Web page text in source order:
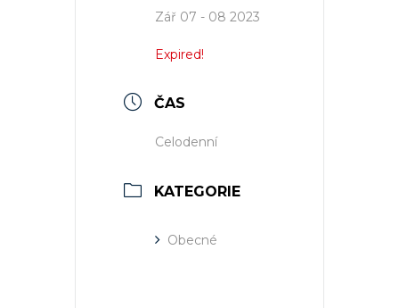
Zář 07 - 08 2023
Expired!
ČAS
Celodenní
KATEGORIE
Obecné